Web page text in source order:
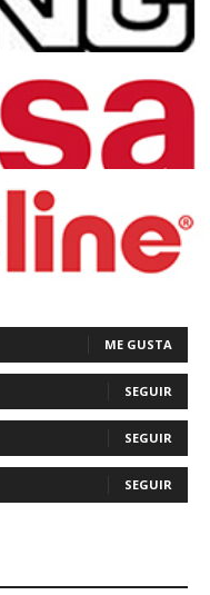
ME GUSTA
SEGUIR
SEGUIR
SEGUIR